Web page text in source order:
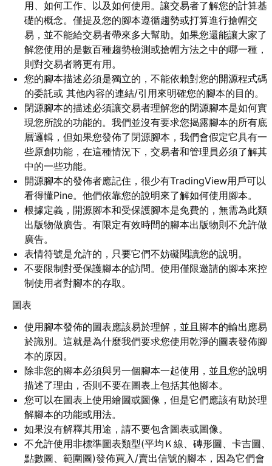
用、如何工作、以及如何使用。讓交易者了解您的計算基
礎的概念。僅提及您的腳本遵循趨勢或打算進行搶帽交
易，並不能給交易者帶來多大幫助。如果您還能讓大家了
解您使用的是數百種趨勢檢測或搶帽方法之中的哪一種，
則對交易者將更有用。
您的腳本描述必須是獨立的，不能依賴對您的開源程式碼
的委託或 其他內容的連結/引用來明確您的腳本的目的。
閉源腳本的描述必須讓交易者理解您的閉源腳本是如何實
現您所說的功能的。我們並沒有要求您揭露腳本的所有底
層邏輯，但如果您發佈了閉源腳本，我們會假定它具有一
些原創功能，在這種情況下，交易者和管理員必須了解其
中的一些功能。
開源腳本的發佈者應記住，很少有TradingView用戶可以
看得懂Pine。他們依靠您的說明來了解如何使用腳本。
根據定義，開源腳本和受保護腳本是免費的，無需為此類
出版物做廣告。有限定有效時間的腳本出版物則不允許做
廣告。
表情符號是允許的，只要它們不妨礙閱讀您的說明。
不要限制對受保護腳本的訪問。使用僅限邀請的腳本來控
制使用者對腳本的存取。
圖表
使用腳本發佈的圖表應該易於理解，並且腳本的輸出應易
於識別。這就是為什麼我們要求您使用乾淨的圖表發佈腳
本的原因。
除非您的腳本必須與另一個腳本一起使用，並且您的說明
描述了理由，否則不要在圖表上包括其他腳本。
您可以在圖表上使用繪圖或圖像，但是它們應該有助於理
解腳本的功能或用法。
如果沒有解釋其用途，請不要包含圖表或圖像。
不允許使用非標準圖表類型(平均Ｋ線、磚形圖、卡吉圖、
點數圖、範圍圖)發佈買入/賣出信號的腳本，因為它們會